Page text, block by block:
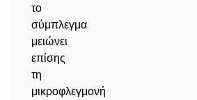
το
σύμπλεγμα
μειώνει
επίσης
τη
μικροφλεγμονή